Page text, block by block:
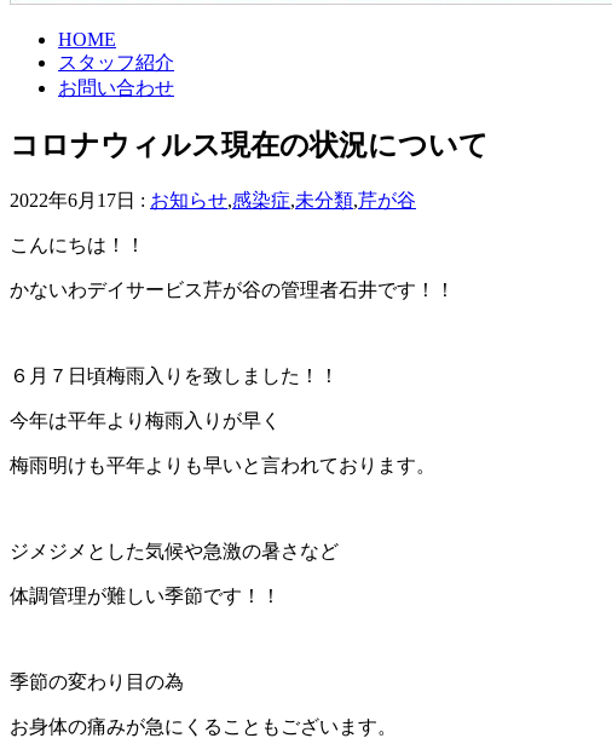
HOME
スタッフ紹介
お問い合わせ
コロナウィルス現在の状況について
2022年6月17日 : お知らせ,感染症,未分類,芹が谷
こんにちは！！
かないわデイサービス芹が谷の管理者石井です！！
６月７日頃梅雨入りを致しました！！
今年は平年より梅雨入りが早く
梅雨明けも平年よりも早いと言われております。
ジメジメとした気候や急激の暑さなど
体調管理が難しい季節です！！
季節の変わり目の為
お身体の痛みが急にくることもございます。